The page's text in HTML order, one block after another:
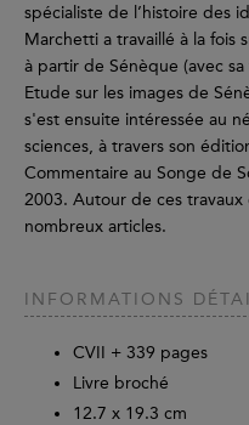
spécialiste de l’histoire des
Marchetti a travaillé à la fois
à partir de Sénèque (avec
Etude sur les images de
s'est ensuite intéressée au
sciences, à travers son
Commentaire au Songe de
2003. Autour de ces travaux
nombreux articles.
INFORMATIONS
CVII + 339 pages
Livre broché
12.7 x 19.3 cm